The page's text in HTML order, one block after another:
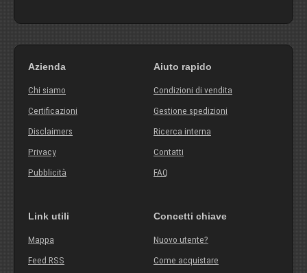
Azienda
Chi siamo
Certificazioni
Disclaimers
Privacy
Pubblicità
Aiuto rapido
Condizioni di vendita
Gestione spedizioni
Ricerca interna
Contatti
FAQ
Link utili
Mappa
Feed RSS
Concetti chiave
Nuovo utente?
Come acquistare